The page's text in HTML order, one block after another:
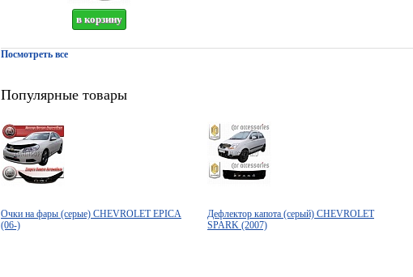
Посмотреть все
Популярные товары
Очки на фары (серые) CHEVROLET EPICA
(06-)
Дефлектор капота (серый) CHEVROLET
SPARK (2007)